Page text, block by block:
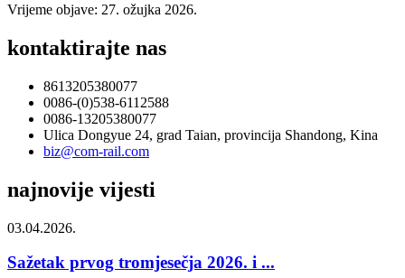
Vrijeme objave: 27. ožujka 2026.
kontaktirajte nas
8613205380077
0086-(0)538-6112588
0086-13205380077
Ulica Dongyue 24, grad Taian, provincija Shandong, Kina
biz@com-rail.com
najnovije vijesti
03.04.2026.
Sažetak prvog tromjesečja 2026. i ...